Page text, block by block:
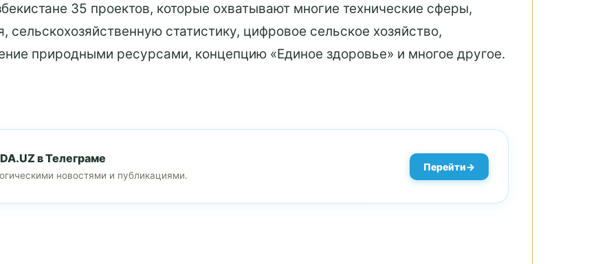
35 проектов, которые охватывают многие технические сферы,
статистику, цифровое сельское хозяйство,
природными ресурсами, концепцию «Единое здоровье» и многое другое.
в Телеграме
новостями и публикациями.
Перейти